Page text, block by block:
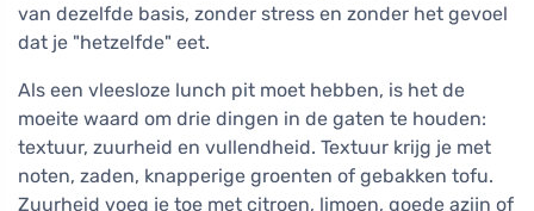
van dezelfde basis, zonder stress en zonder het gevoel
dat je "hetzelfde" eet.
Als een vleesloze lunch pit moet hebben, is het de
moeite waard om drie dingen in de gaten te houden:
textuur, zuurheid en vullendheid. Textuur krijg je met
noten, zaden, knapperige groenten of gebakken tofu.
Zuurheid voeg je toe met citroen, limoen, goede azijn of